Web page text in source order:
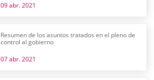
09 abr. 2021
Resumen de los asuntos tratados en el pleno de
control al gobierno
07 abr. 2021